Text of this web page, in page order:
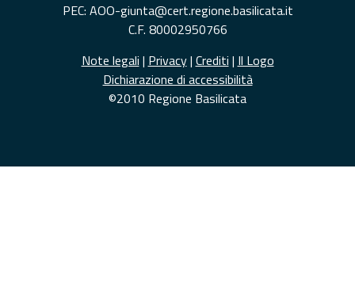
PEC: AOO-giunta@cert.regione.basilicata.it
C.F. 80002950766
Note legali | Privacy| Crediti | Il Logo
Dichiarazione di accessibilità
©2010 Regione Basilicata